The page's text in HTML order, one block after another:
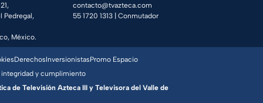
Pedregal,
México.
contacto@tvazteca.com
55 1720 1313 | Conmutador
DerechosInversionistasPromo Espacio
integridad y cumplimiento
de Televisión Azteca III y Televisora del Valle de